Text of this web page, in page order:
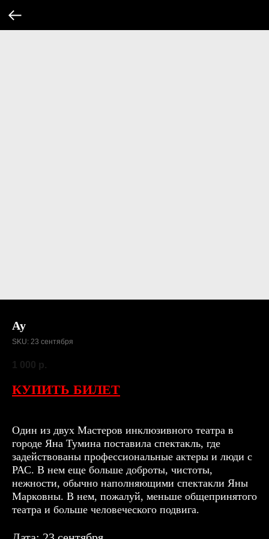
Ау
SKU: 23 сентября
1 000 р.
КУПИТЬ БИЛЕТ
Один из двух Мастеров инклюзивного театра в
городе Яна Тумина поставила спектакль, где
задействованы профессиональные актеры и люди с
РАС. В нем еще больше доброты, чистоты,
нежности, обычно наполняющими спектакли Яны
Марковны. В нем, пожалуй, меньше общепринятого
театра и больше человеческого подвига.